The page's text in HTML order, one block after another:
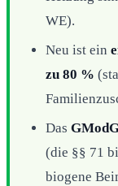
WE).
Neu ist ein
zu 80 %
Das
(die §§ 71
biogene